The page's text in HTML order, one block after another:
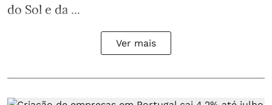
do Sol e da ...
Ver mais